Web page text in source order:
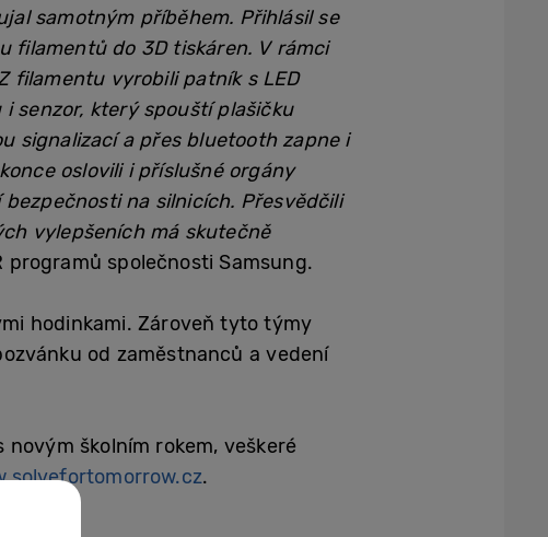
samotným příběhem. Přihlásil se
filamentů do 3D tiskáren. V rámci
filamentu vyrobili patník s LED
senzor, který spouští plašičku
signalizací a přes bluetooth zapne i
oslovili i příslušné orgány
na silnicích. Přesvědčili
vylepšeních má skutečně
programů společnosti Samsung.
hodinkami. Zároveň tyto týmy
od zaměstnanců a vedení
školním rokem, veškeré
.